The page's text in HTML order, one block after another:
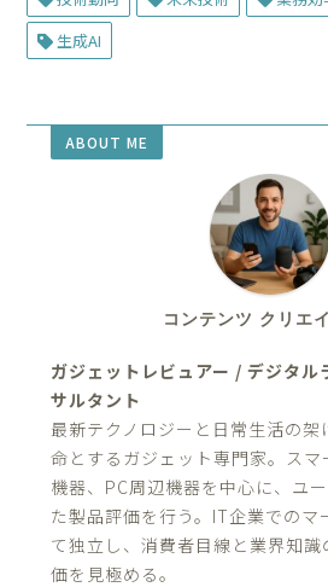
生成AI
ABOUT ME
コンテンツ クリエ
ガジェットレビュアー / デジタル
サルタント
最新テクノロジーと日常生活の
命とするガジェット専門家。スマ
機器、PC周辺機器を中心に、ユ
た製品評価を行う。IT企業でのマ
て独立し、消費者目線と業界知
価を見極める。